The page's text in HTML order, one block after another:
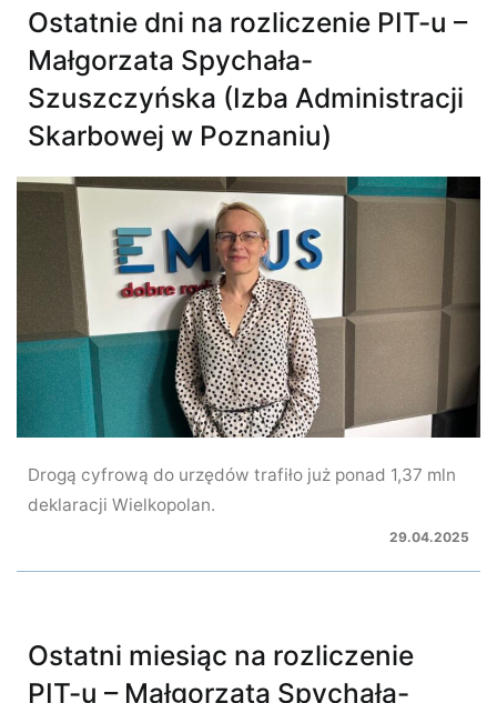
Ostatnie dni na rozliczenie PIT-u –
Małgorzata Spychała-
Szuszczyńska (Izba Administracji
Skarbowej w Poznaniu)
Drogą cyfrową do urzędów trafiło już ponad 1,37 mln
deklaracji Wielkopolan.
29.04.2025
Ostatni miesiąc na rozliczenie
PIT-u – Małgorzata Spychała-